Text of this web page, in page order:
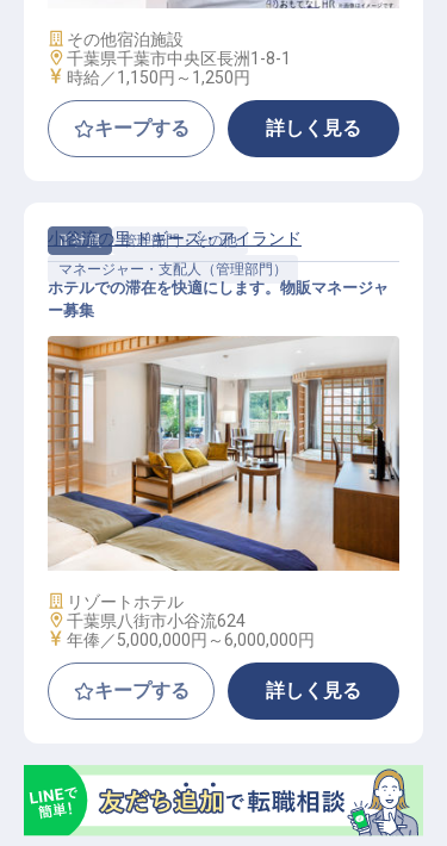
施設業態
その他宿泊施設
勤務地
千葉県千葉市中央区長洲1-8-1
給与
時給／1,150円～ 1,250円
キープする 詳しく見る
正社員
管理部門・その他
マネージャー・支配人（管理部門）
マネージャー・支配人（管理部門）
/ 正社員
小谷流の里 ドギーズ・アイランド
ホテルでの滞在を快適にします。物販マネージャ
ー募集
施設業態
リゾートホテル
勤務地
千葉県八街市小谷流624
給与
年俸／5,000,000円～6,000,000円
キープする 詳しく見る